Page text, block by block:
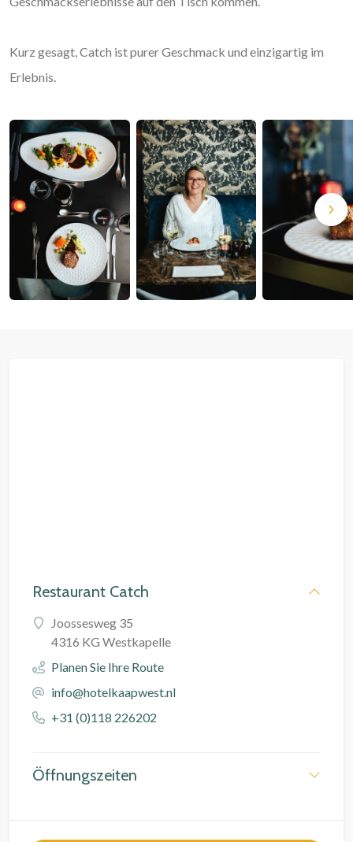
Kurz gesagt, Catch ist purer Geschmack und einzigartig im
Erlebnis.
Restaurant Catch
Joossesweg 35
4316 KG Westkapelle
Planen Sie Ihre Route
info@hotelkaapwest.nl
+31 (0)118 226202
Öffnungszeiten